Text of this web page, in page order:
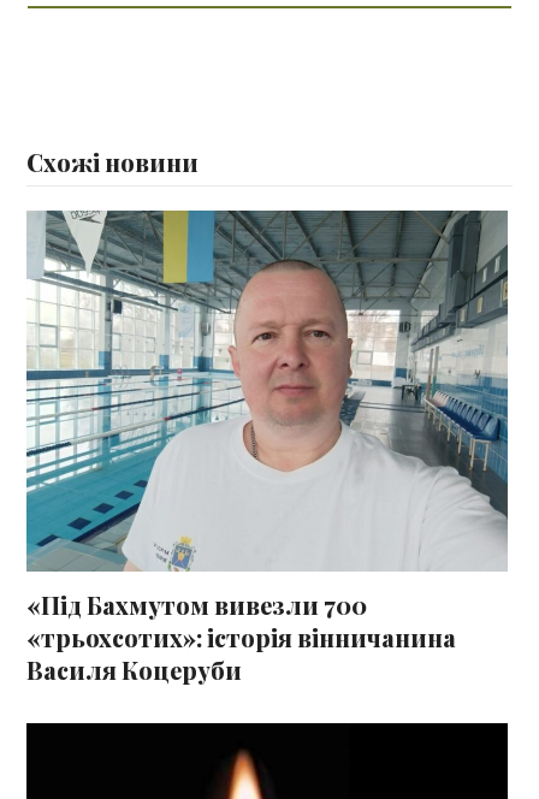
Схожі новини
«Під Бахмутом вивезли 700
«трьохсотих»: історія вінничанина
Василя Коцеруби